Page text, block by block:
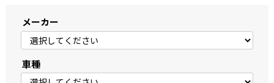
メーカー
車種